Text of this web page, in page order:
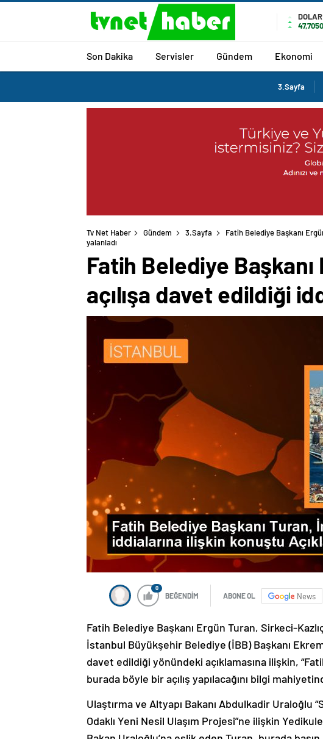
DOLAR
47,7050
Son Dakika Servisler Gündem Ekonomi
3.Sayfa
Tv Net Haber Gündem 3.Sayfa
Fatih Belediye Başkanı
yalanladı
Fatih Belediye Başkanı
açılışa davet edildiği
0
BEĞENDİM ABONE OL News
Fatih Belediye Başkanı Ergün Turan, Sirkeci-
İstanbul Büyükşehir Belediye (İBB) Başkanı
davet edildiği yönündeki açıklamasına ilişkin,
burada böyle bir açılış yapılacağını bilgi
Ulaştırma ve Altyapı Bakanı Abdulkadir Uraloğlu
Odaklı Yeni Nesil Ulaşım Projesi”ne ilişkin